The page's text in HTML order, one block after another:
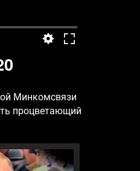
Минкомсвязи
процветающий